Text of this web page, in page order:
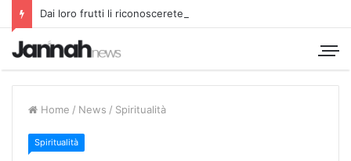
Dai loro frutti li riconoscerete
Home / News / Spiritualità
Spiritualità